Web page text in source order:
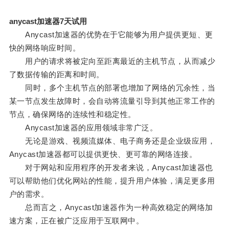
anycast加速器7天试用
Anycast加速器的优势在于它能够为用户提供更短、更
快的网络响应时间。
用户的请求将被定向至距离最近的主机节点，从而减少
了数据传输的距离和时间。
同时，多个主机节点的部署也增加了网络的冗余性，当
某一节点发生故障时，会自动将流量引导到其他正常工作的
节点，确保网络的连续性和稳定性。
Anycast加速器的应用领域非常广泛。
无论是游戏、视频流媒体、电子商务还是企业级应用，
Anycast加速器都可以提供更快、更可靠的网络连接。
对于网站和应用程序的开发者来说，Anycast加速器也
可以帮助他们优化网站的性能，提升用户体验，满足更多用
户的需求。
总而言之，Anycast加速器作为一种高效稳定的网络加
速方案，正在被广泛应用于互联网中。